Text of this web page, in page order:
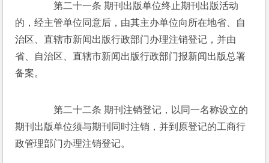
第二十一条 期刊出版单位终止期刊出版活动
的，经主管单位同意后，由其主办单位向所在地省、自
治区、直辖市新闻出版行政部门办理注销登记，并由
省、自治区、直辖市新闻出版行政部门报新闻出版总署
备案。
第二十二条 期刊注销登记，以同一名称设立的
期刊出版单位须与期刊同时注销，并到原登记的工商行
政管理部门办理注销登记。